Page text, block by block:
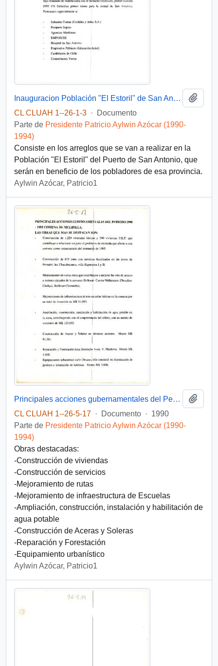
Inauguracion Población "El Estoril" de San Antonio
CL CLUAH 1--26-1-3 ·
Documento
Parte de Presidente Patricio Aylwin Azócar (1990-
1994)
Consiste en los arreglos que se van a realizar en la
Población "El Estoril" del Puerto de San Antonio, que
serán en beneficio de los pobladores de esa provincia.
Aylwin Azócar, Patricio1
Principales acciones gubernamentales del Período 1990-1993 Comuna de Melipilla
CL CLUAH 1--26-5-17 · Documento · 1990
Parte de Presidente Patricio Aylwin Azócar (1990-
1994)
Obras destacadas:
-Construcción de viviendas
-Construcción de servicios
-Mejoramiento de rutas
-Mejoramiento de infraestructura de Escuelas
-Ampliación, construcción, instalación y habilitación de
agua potable
-Construcción de Aceras y Soleras
-Reparación y Forestación
-Equipamiento urbanístico
Aylwin Azócar, Patricio1